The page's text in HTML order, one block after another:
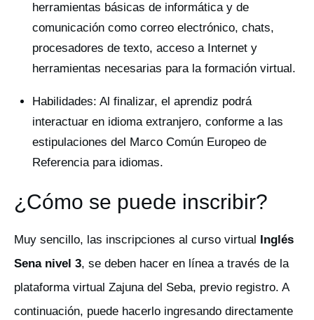
herramientas básicas de informática y de
comunicación como correo electrónico, chats,
procesadores de texto, acceso a Internet y
herramientas necesarias para la formación virtual.
Habilidades: Al finalizar, el aprendiz podrá
interactuar en idioma extranjero, conforme a las
estipulaciones del Marco Común Europeo de
Referencia para idiomas.
¿Cómo se puede inscribir?
Muy sencillo, las inscripciones al curso virtual
Inglés
Sena nivel 3, se deben hacer en línea a través de la
plataforma virtual Zajuna del Seba, previo registro. A
continuación, puede hacerlo ingresando directamente